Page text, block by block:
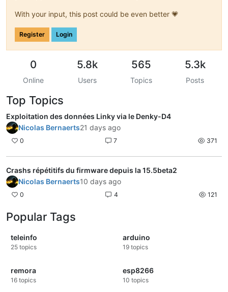
With your input, this post could be even better 💗
Register Login
0
Online
5.8k
Users
565
Topics
5.3k
Posts
Top Topics
Exploitation des données Linky via le Denky-D4
Nicolas Bernaerts21 days ago
0 7 371
Crashs répétitifs du firmware depuis la 15.5beta2
Nicolas Bernaerts10 days ago
0 4 121
Popular Tags
teleinfo
25 topics
arduino
19 topics
remora
16 topics
esp8266
10 topics